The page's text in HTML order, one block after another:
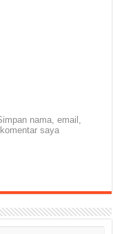
nama, email,
saya